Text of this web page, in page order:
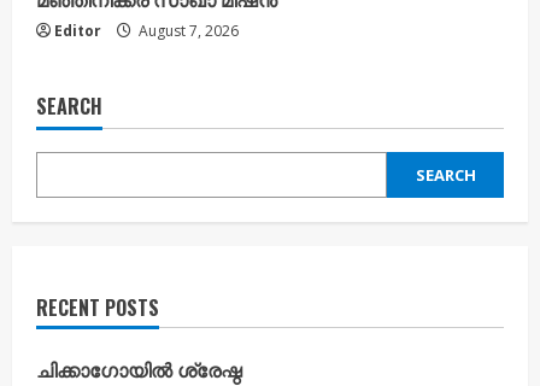
Editor August 7, 2026
SEARCH
SEARCH
RECENT POSTS
ചിക്കാഗോയിൽ ശ്രേഷ്ഠ